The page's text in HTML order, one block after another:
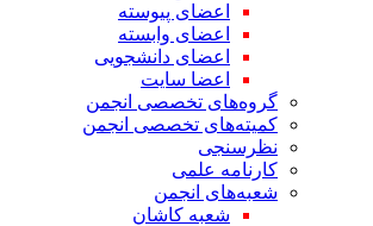
اعضای پیوسته
اعضای وابسته
اعضای دانشجویی
اعضا سایت
گروه‌های تخصصی انجمن
کمیته‌های تخصصی انجمن
نظرسنجی
کارنامه علمی
شعبه‌های انجمن
شعبه کاشان